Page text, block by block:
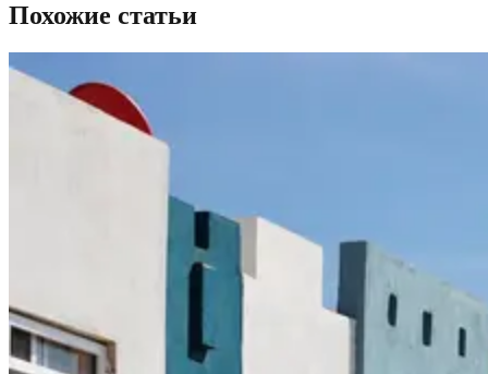
Похожие статьи